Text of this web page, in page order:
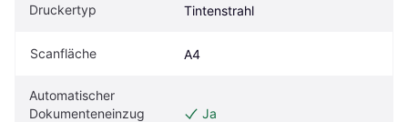
Druckertyp Tintenstrahl
Scanfläche A4
Automatischer
Dokumenteneinzug
Ja